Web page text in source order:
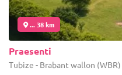
... 38 km
Praesenti
Tubize - Brabant wallon (WBR)